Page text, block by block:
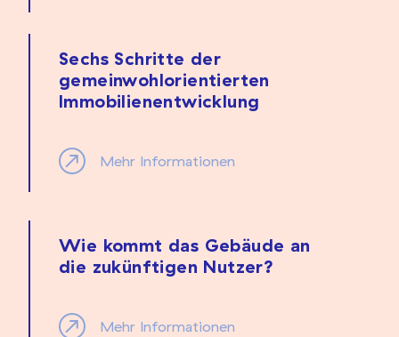
Sechs Schritte der
gemeinwohlorientierten
Immobilienentwicklung
Mehr Informationen
Wie kommt das Gebäude an
die zukünftigen Nutzer?
Mehr Informationen